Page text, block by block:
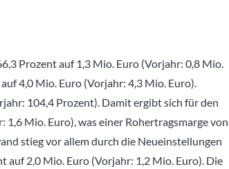
Prozent auf 1,3 Mio. Euro (Vorjahr: 0,8 Mio.
4,0 Mio. Euro (Vorjahr: 4,3 Mio. Euro).
104,4 Prozent). Damit ergibt sich für den
Mio. Euro), was einer Rohertragsmarge von
stieg vor allem durch die Neueinstellungen
auf 2,0 Mio. Euro (Vorjahr: 1,2 Mio. Euro). Die